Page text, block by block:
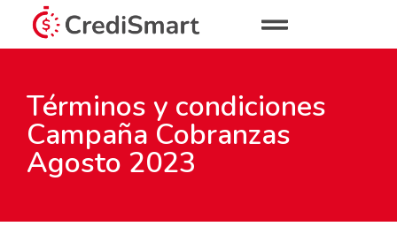
Términos y condiciones
Campaña Cobranzas
Agosto 2023